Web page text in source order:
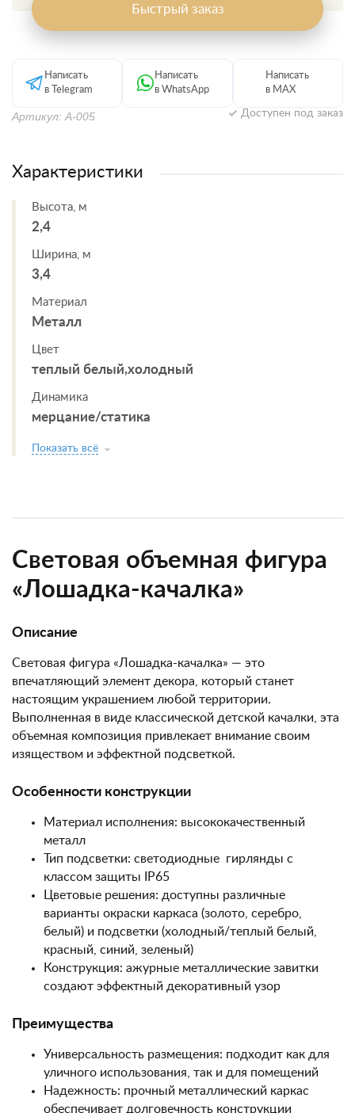
Артикул: А-005 Доступен под заказ
Быстрый заказ
Написать
в Telegram
Написать
в WhatsApp
Написать
в MAX
Характеристики
Высота, м
2,4
Ширина, м
3,4
Материал
Металл
Цвет
теплый белый,холодный
Динамика
мерцание/статика
Показать всё
Световая объемная фигура
«Лошадка-качалка»
Описание
Световая фигура «Лошадка-качалка» — это
впечатляющий элемент декора, который станет
настоящим украшением любой территории.
Выполненная в виде классической детской качалки, эта
объемная композиция привлекает внимание своим
изяществом и эффектной подсветкой.
Особенности конструкции
Материал исполнения: высококачественный
металл
Тип подсветки: светодиодные гирлянды с
классом защиты IP65
Цветовые решения: доступны различные
варианты окраски каркаса (золото, серебро,
белый) и подсветки (холодный/теплый белый,
красный, синий, зеленый)
Конструкция: ажурные металлические завитки
создают эффектный декоративный узор
Преимущества
Универсальность размещения: подходит как для
уличного использования, так и для помещений
Надежность: прочный металлический каркас
обеспечивает долговечность конструкции